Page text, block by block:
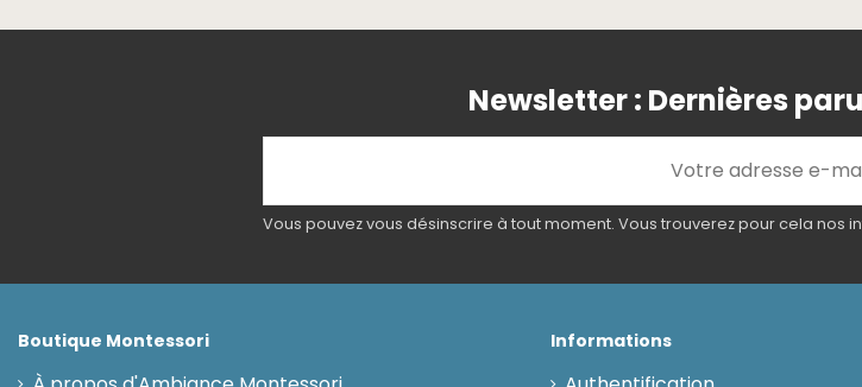
Newsletter : Dernières
Vous pouvez vous désinscrire à tout moment. Vous trouverez pour cela nos
Boutique Montessori Informations